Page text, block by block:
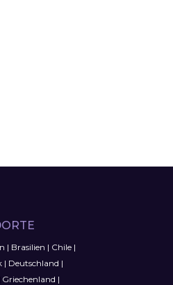
| Brasilien | Chile|
| Deutschland |
Griechenland |